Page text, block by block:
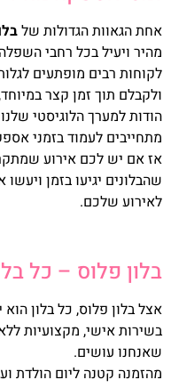
אחת הגאוות הגדולות של
מהיר ויעיל בכל רחבי
לקוחות רבים מופתעים
ולקבלם תוך זמן קצר
הודות למערך הלוגיסטי
מתחייבים לעמוד בזמני
אז אם יש לכם אירוע
שהבלונים יגיעו בזמן
לאירוע שלכם.
בלון פלוס – כל
אצל בלון פלוס, כל בלון
בשירות אישי, מקצועיות
שאנחנו עושים.
מהזמנה קטנה ליום הולדת